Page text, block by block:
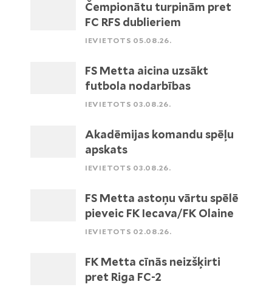
Čempionātu turpinām pret
FC RFS dublieriem
IEVIETOTS 05.08.26.
FS Metta aicina uzsākt
futbola nodarbības
IEVIETOTS 03.08.26.
Akadēmijas komandu spēļu
apskats
IEVIETOTS 03.08.26.
FS Metta astoņu vārtu spēlē
pieveic FK Iecava/FK Olaine
IEVIETOTS 02.08.26.
FK Metta cīnās neizšķirti
pret Riga FC-2